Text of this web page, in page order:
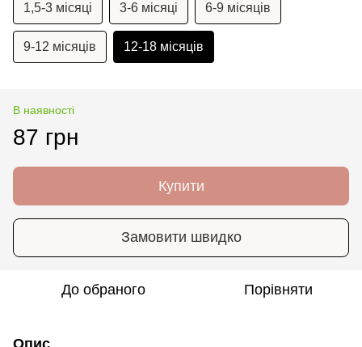
1,5-3 місяці 3-6 місяці 6-9 місяців
9-12 місяців 12-18 місяців
В наявності
87 грн
Купити
Замовити швидко
До обраного Порівняти
Опис